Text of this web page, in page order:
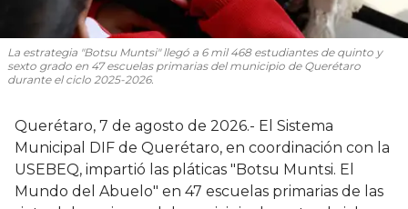
La estrategia "Botsu Muntsi" llegó a 6 mil 468 estudiantes de quinto y
sexto grado en 47 escuelas primarias del municipio de Querétaro
durante el ciclo 2025-2026.
Querétaro, 7 de agosto de 2026.- El Sistema
Municipal DIF de Querétaro, en coordinación con la
USEBEQ, impartió las pláticas "Botsu Muntsi. El
Mundo del Abuelo" en 47 escuelas primarias de las